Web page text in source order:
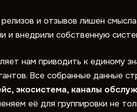
и отзывов лишен
и внедрили собственную
нам приводить к единому
Все собранные данные
экосистема, каналы
её для группировки не